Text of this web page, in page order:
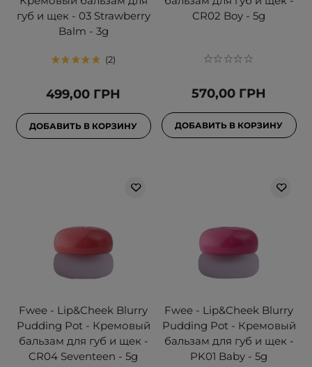
губ и щек - 03 Strawberry
Balm - 3g
2
499,00 ГРН
ДОБАВИТЬ В КОРЗИНУ
CR02 Boy - 5g
570,00 ГРН
ДОБАВИТЬ В КОРЗИНУ
Fwee - Lip&Cheek Blurry
Pudding Pot - Кремовый
бальзам для губ и щек -
CR04 Seventeen - 5g
Fwee - Lip&Cheek Blurry
Pudding Pot - Кремовый
бальзам для губ и щек -
PK01 Baby - 5g